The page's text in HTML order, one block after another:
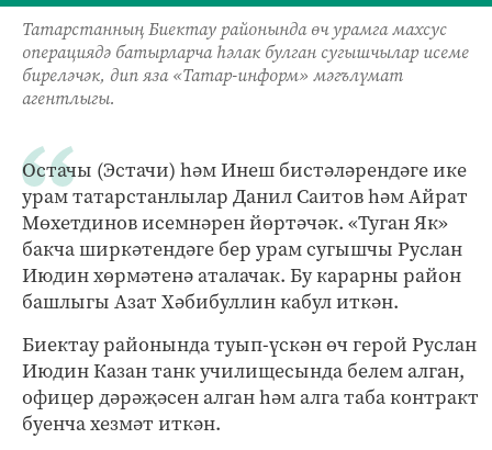
Татарстанның Биектау районында өч урамга махсус
операциядә батырларча һәлак булган сугышчылар исеме
биреләчәк, дип яза «Татар-информ» мәгълүмат
агентлыгы.
Остачы (Эстачи) һәм Инеш бистәләрендәге ике
урам татарстанлылар Данил Саитов һәм Айрат
Мөхетдинов исемнәрен йөртәчәк. «Туган Як»
бакча ширкәтендәге бер урам сугышчы Руслан
Июдин хөрмәтенә аталачак. Бу карарны район
башлыгы Азат Хәбибуллин кабул иткән.
Биектау районында туып-үскән өч герой Руслан
Июдин Казан танк училищесында белем алган,
офицер дәрәҗәсен алган һәм алга таба контракт
буенча хезмәт иткән.